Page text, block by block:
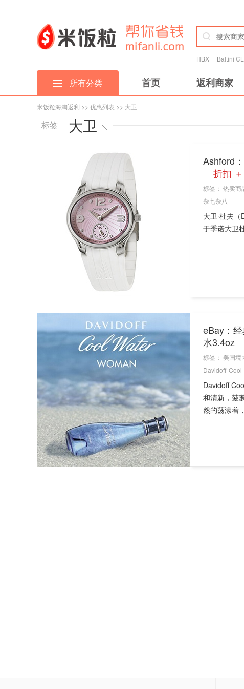
HBX Baltini
所有分类 首页 返利商家
米饭粒海淘返利 >> 优惠列表 >> 大卫
标签 大卫
Ashford
折扣
标签： 热卖商
杂七杂八
大卫·杜夫
于季诺大卫
eBay：
水3.4oz
标签： 美国境
Davidoff
Davidoff
和清新，菠
然的荡漾着